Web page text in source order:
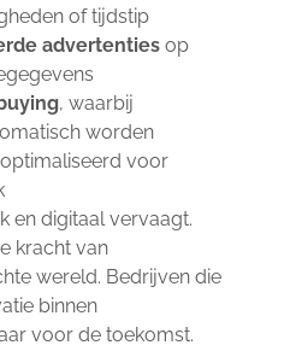
of tijdstip
advertenties op
, waarbij
worden
voor
en digitaal vervaagt.
kracht van
wereld. Bedrijven die
binnen
voor de toekomst.